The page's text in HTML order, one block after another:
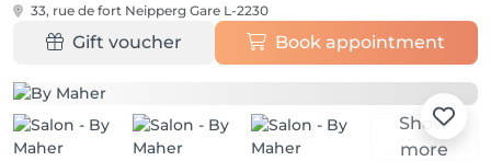
33, rue de fort Neipperg Gare L-2230
Gift voucher Book appointment
Show
more